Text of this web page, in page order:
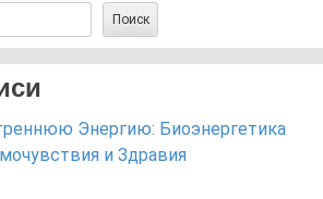
Поиск
Энергию: Биоэнергетика
и Здравия